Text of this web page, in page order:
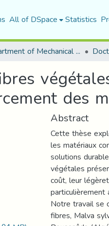
All of DSpace Statistics
Department of Mechanical Engineering
des
Abstract
Cette thèse
les matériaux
solutions
végétales
coût, leur
Notre travail se
fibres, Malva